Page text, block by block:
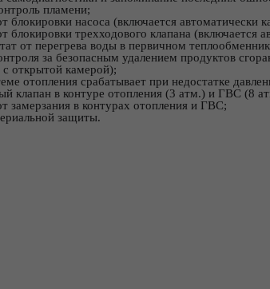
пламени;
насоса (включается автоматически
трехходового клапана (включается
от перегрева воды в первичном
за безопасным удалением продуктов
открытой камерой);
отопления срабатывает при недостатке
клапан в контуре отопления (3 атм.) и ГВС (8
в контурах отопления и ГВС;
защиты.